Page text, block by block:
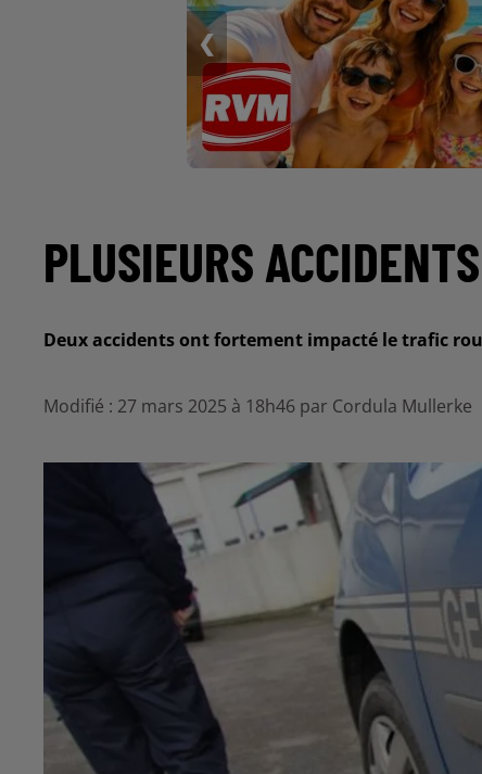
❮
PLUSIEURS
Deux accidents ont fortement impacté le trafic
Modifié : 27 mars 2025 à 18h46 par Cordula Mullerke